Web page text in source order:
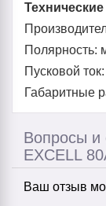
Полярность:
Пусковой
Габаритные
Вопросы и
EXCELL
Ваш отзыв